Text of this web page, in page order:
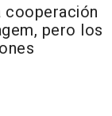
cooperación
pero los